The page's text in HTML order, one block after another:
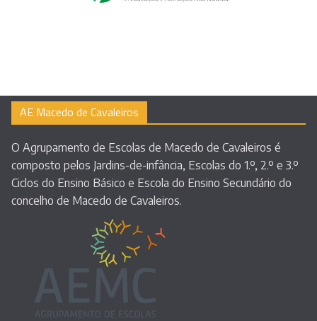
AE Macedo de Cavaleiros
O Agrupamento de Escolas de Macedo de Cavaleiros é
composto pelos Jardins-de-infância, Escolas do 1.º, 2.º e 3.º
Ciclos do Ensino Básico e Escola do Ensino Secundário do
concelho de Macedo de Cavaleiros.